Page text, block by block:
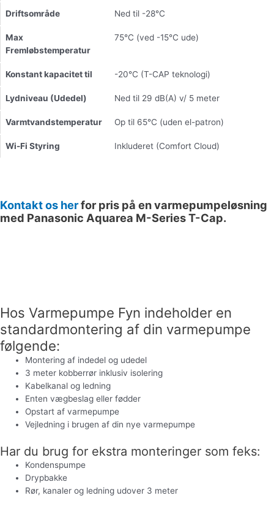
Driftsområde Ned til -28°C
Max
Fremløbstemperatur
75°C (ved -15°C ude)
Konstant kapacitet til -20°C (T-CAP teknologi)
Lydniveau (Udedel) Ned til 29 dB(A) v/ 5 meter
Varmtvandstemperatur Op til 65°C (uden el-patron)
Wi-Fi Styring Inkluderet (Comfort Cloud)
Kontakt os herfor pris på en varmepumpeløsning
med Panasonic Aquarea M-Series T-Cap.
Hos Varmepumpe Fyn indeholder en
standardmontering af din varmepumpe
følgende:
Montering af indedel og udedel
3 meter kobberrør inklusiv isolering
Kabelkanal og ledning
Enten vægbeslag eller fødder
Opstart af varmepumpe
Vejledning i brugen af din nye varmepumpe
Har du brug for ekstra monteringer som feks:
Kondenspumpe
Drypbakke
Rør, kanaler og ledning udover 3 meter